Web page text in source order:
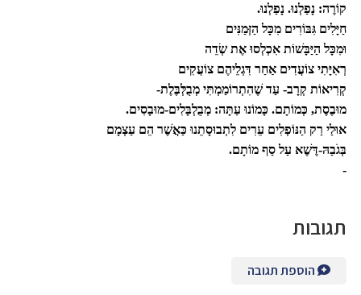
קוֹרֶה: נָפַלְנוּ. נָפַלְנוּ.
חַיָּלִים גִּבּוֹרִים מִכָּל הַזְּמַנִּים
וּמִכָּל הַיַּבָּשׁוֹת אִכְלְסוּ אֶת שְׂדֵה
רְאִיָּתִי צוֹעֲדִים אַחַר דִּגְלֵיהֶם צוֹעֲקִים
קְרִיאוֹת קְרָב- עַד שֶׁהִתְרוֹמַמְתִּי מְבֻלְּבֶּלֶת-
מוּבֶסֶת, כְּמוֹתָם. כָּמוֹנוּ עַתָּה: מְבֻלְבָּלִים-מוּבָסִים.
אוּלַי רַק הַנּוֹפְלִים עֵרִים לִתְבוּסָתֵנוּ כַּאֲשֶׁר הֵם עַצְמָם
בְּגֹבַהּ-דֶּשֶׁא עַל סַף מוֹתָם.
-
תגובות
הוספת תגובה